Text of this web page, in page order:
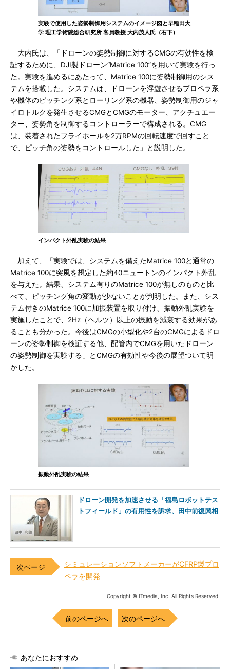
実験で使用した姿勢制御用システムのイメージ図と早稲田大
学 理工学術院総合研究所 客員教授 大内茂人氏（右下）
大内氏は、「ドローンの姿勢制御に対するCMGの有効性を検
証するために、DJI製ドローン“Matrice 100”を用いて実験を行っ
た。実験を進めるにあたって、Matrice 100に姿勢制御用のシス
テムを搭載した。システムは、ドローンを浮遊させるプロペラ系
や機体のピッチング系とローリング系の機器、姿勢制御用のジャ
イロトルクを発生させるCMGとCMGのモーター、アクチュエー
ター、姿勢角を制御するコントローラーで構成される。CMG
は、装着されたフライホールを2万RPMの回転速度で回すこと
で、ピッチ角の姿勢をコントロールした」と説明した。
インパクト外乱実験の結果
加えて、「実験では、システムを備えたMatrice 100と通常の
Matrice 100に突風を想定した約40ニュートンのインパクト外乱
を与えた。結果、システム有りのMatrice 100が無しのものと比
べて、ピッチング角の変動が少ないことが判明した。また、シス
テム付きのMatrice 100に加振装置を取り付け、振動外乱実験を
実施したことで、2Hz（ヘルツ）以上の振動を減衰する効果があ
ることも分かった。今後はCMGの小型化や2台のCMGによるドロ
ーンの姿勢制御を検証する他、配管内でCMGを用いたドローン
の姿勢制御を実験する」とCMGの有効性や今後の展望ついて明
かした。
振動外乱実験の結果
ドローン開発を加速させる「福島ロボットテス
トフィールド」の有用性を訴求、田中前復興相
シミュレーションソフトメーカーがCFRP製プロ
ペラを開発
Copyright © ITmedia, Inc. All Rights Reserved.
前のページへ 次のページへ
あなたにおすすめ